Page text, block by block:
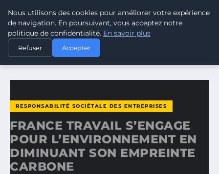
CLIMATE RESPONSE BLOG
ACCUEIL
RESPONSABILITÉ SOCIÉTALE DES ENTREPRISES
FRANCE TRAVAIL S’ENGAGE POUR L’ENVIRONNEMENT EN…
RESPONSABILITÉ SOCIÉTALE DES ENTREPRISES
FRANCE TRAVAIL S’ENGAGE
POUR L’ENVIRONNEMENT EN
DIMINUANT SON EMPREINTE
CARBONE
Nous utilisons des cookies pour améliorer votre expérience
de navigation. En poursuivant, vous acceptez notre
politique de confidentialité. En savoir plus
Refuser Accepter